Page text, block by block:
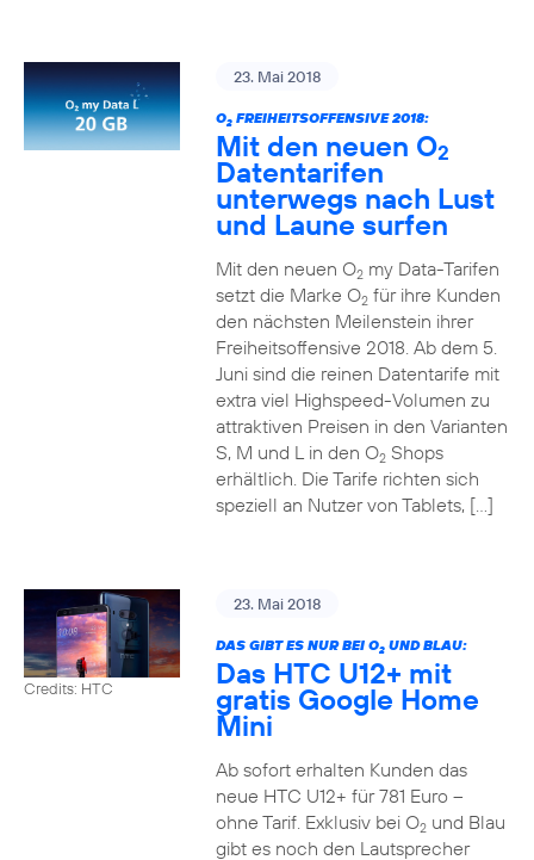
23. Mai 2018
O2FREIHEITSOFFENSIVE 2018:
Mit den neuen O2
Datentarifen
unterwegs nach Lust
und Laune surfen
Mit den neuen O2my Data-Tarifen
setzt die Marke O2für ihre Kunden
den nächsten Meilenstein ihrer
Freiheitsoffensive 2018. Ab dem 5.
Juni sind die reinen Datentarife mit
extra viel Highspeed-Volumen zu
attraktiven Preisen in den Varianten
S, M und L in den O2Shops
erhältlich. Die Tarife richten sich
speziell an Nutzer von Tablets, […]
Credits: HTC
23. Mai 2018
DAS GIBT ES NUR BEI O2UND BLAU:
Das HTC U12+ mit
gratis Google Home
Mini
Ab sofort erhalten Kunden das
neue HTC U12+ für 781 Euro –
ohne Tarif. Exklusiv bei O2und Blau
gibt es noch den Lautsprecher